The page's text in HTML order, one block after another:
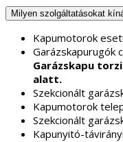
Milyen szolgáltatásokat
Kapumotorok
Garázskapu
alatt.
Szekcionált
Kapumotorok
Szekcionált
Kapunyitó-